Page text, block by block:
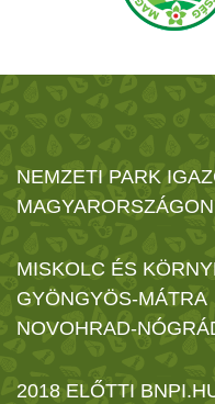
NEMZETI PARK
MAGYARORSZÁGON
MISKOLC ÉS
GYÖNGYÖS-MÁTRA
NOVOHRAD-
2018 ELŐTTI